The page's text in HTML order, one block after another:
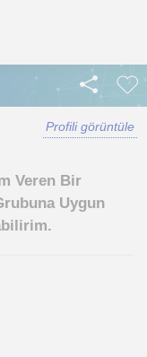
Profili görüntüle
Veren Bir
Uygun